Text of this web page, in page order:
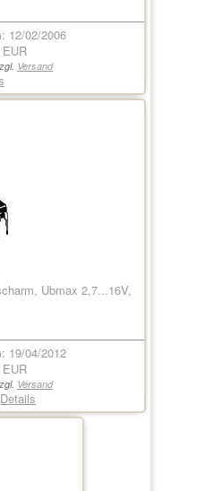
12/02/2006
Versand
Ubmax 2,7...16V,
19/04/2012
Versand
Details